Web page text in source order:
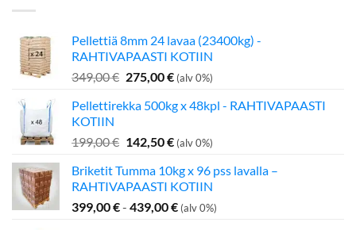
Pellettiä 8mm 24 lavaa (23400kg) -
RAHTIVAPAASTI KOTIIN
349,00€ Alkuperäinen
oli:
275,00€Nykyinen
on:
(alv 0%)
Pellettirekka 500kg x 48kpl - RAHTIVAPAASTI
KOTIIN
199,00€ Alkuperäinen
oli:
199,00 €.
142,50€Nykyinen
on:
142,50 €.
(alv 0%)
Briketit Tumma 10kg x 96 pss lavalla –
RAHTIVAPAASTI KOTIIN
399,00€- 439,00€ (alv 0%)